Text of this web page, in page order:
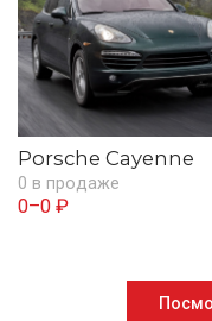
Porsche Cayenne
0 в продаже
0–0 ₽